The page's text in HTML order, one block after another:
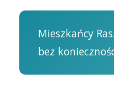
Mieszkańcy
bez